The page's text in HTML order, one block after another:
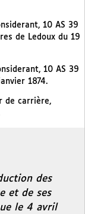
10 AS 39
de Ledoux du 19
10 AS 39
1874.
de carrière,
des
et de ses
le 4 avril